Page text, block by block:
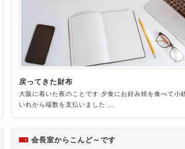
戻ってきた財布
大阪に着いた夜のことです 夕食にお好み焼を食べて小
いれから端数を支払いました …
会長室からこんど～です